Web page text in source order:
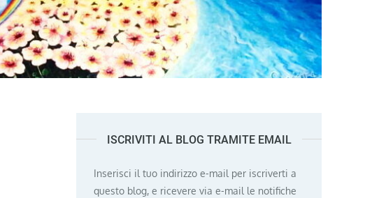
ISCRIVITI AL BLOG TRAMITE EMAIL
Inserisci il tuo indirizzo e-mail per iscriverti a
questo blog, e ricevere via e-mail le notifiche